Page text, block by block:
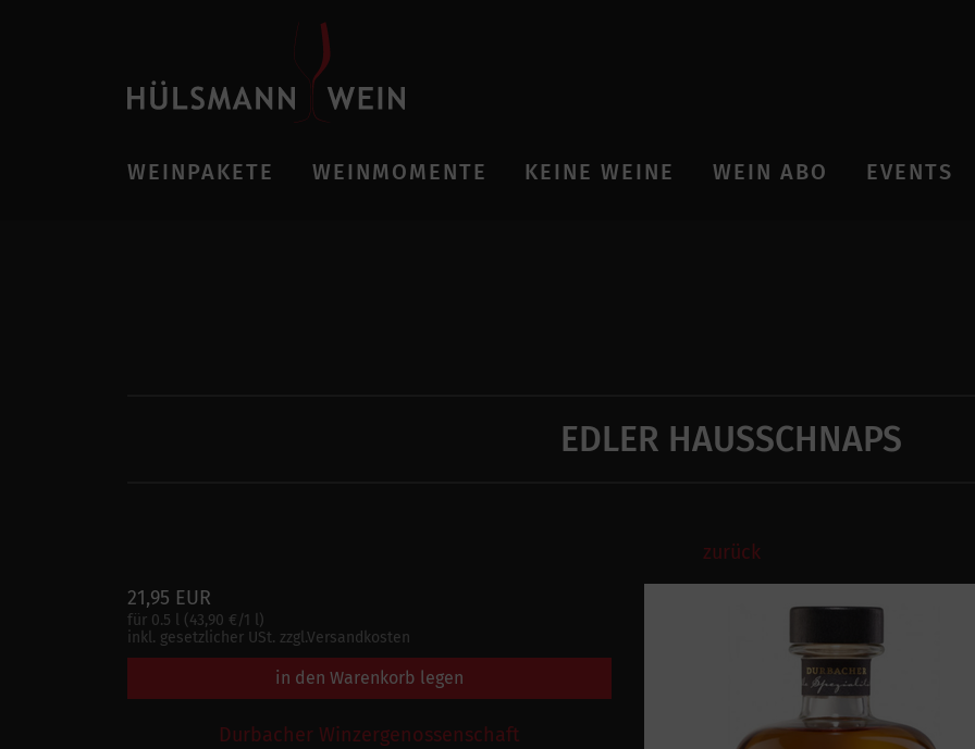
WEINPAKETE WEINMOMENTE KEINE WEINE WEIN ABO EVENTS
EDLER HAUSSCHNAPS
zurück
21,95 EUR
für 0.5 l (43,90 €/1 l)
inkl. gesetzlicher USt. zzgl.Versandkosten
in den Warenkorb legen
Durbacher Winzergenossenschaft